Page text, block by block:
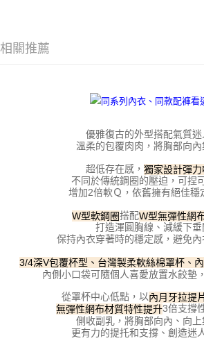
１．透
２．關
https://
３．未
「
任。
４．使
即時審
結果請求
５．嚴
動。
宅配
海外宅配
相關推薦
優雅復古的外型搭配氣質迷
溫柔的包覆肉肉，將胸部向內
超低存在感， 獨家設計彈力
不同於傳統鋼圈的壓迫，可捏
增加2倍軟Ｑ，依舊擁有絕佳穩
W型軟鋼圈搭配W型無彈性網
打造渾圓胸線、減緩下垂
保持內衣穿著時的穩定感，避免
3/4深V包覆杯型、台灣製柔軟絲棉罩杯、
內側小口袋可隨個人喜愛放置水餃墊
從罩杯中心低點，以內月牙拉提片
無彈性網布材質特性提升3倍支撐
側收副乳，將胸部向內、向上
更有力的提托和支撐、創造迷